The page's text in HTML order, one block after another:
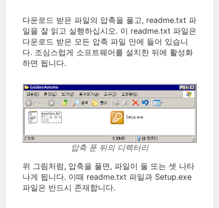
다운로드 받은 파일의 압축을 풀고, readme.txt 파
일을 잘 읽고 실행하십시오. 이 readme.txt 파일은
다운로드 받은 모든 압축 파일 안에 들어 있습니
다. 조심스럽게 소프트웨어를 설치한 뒤에 활성화
하면 됩니다.
압축 푼 뒤의 디렉터리
위 그림처럼, 압축을 풀면, 파일이 둘 또는 셋 나타
나게 됩니다. 이때 readme.txt 파일과 Setup.exe
파일은 반드시 존재합니다.